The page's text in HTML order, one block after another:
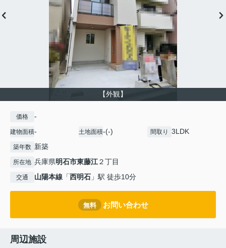
【外観】
価格 -
建物面積- 土地面積-(-) 間取り 3LDK
築年数 新築
所在地 兵庫県明石市東藤江２丁目
交通 山陽本線 「西明石 」駅 徒歩10分
無料 お問い合わせ
周辺施設